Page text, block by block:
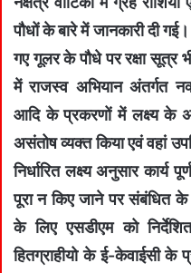
पौधों के बारे में जानकारी दी
गए गूलर के पौधे पर रक्षा सूत्र
में राजस्व अभियान अंतर्गत
आदि के प्रकरणों में लक्ष्य के
असंतोष व्यक्त किया एवं वहां
निर्धारित लक्ष्य अनुसार कार्य
पूरा न किए जाने पर संबंधित के
के लिए एसडीएम को
हितग्राहीयो के ई-केवाईसी